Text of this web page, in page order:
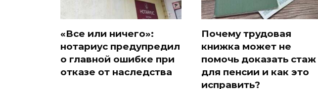
«Все или ничего»:
нотариус предупредил
о главной ошибке при
отказе от наследства
Почему трудовая
книжка может не
помочь доказать стаж
для пенсии и как это
исправить?